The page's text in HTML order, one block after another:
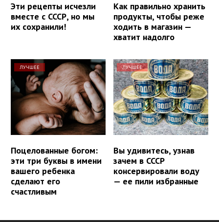
Эти рецепты исчезли
вместе с СССР, но мы
их сохранили!
Как правильно хранить
продукты, чтобы реже
ходить в магазин —
хватит надолго
ЛУЧШЕЕ
Поцелованные богом:
эти три буквы в имени
вашего ребенка
сделают его
счастливым
ЛУЧШЕЕ
Вы удивитесь, узнав
зачем в СССР
консервировали воду
— ее пили избранные